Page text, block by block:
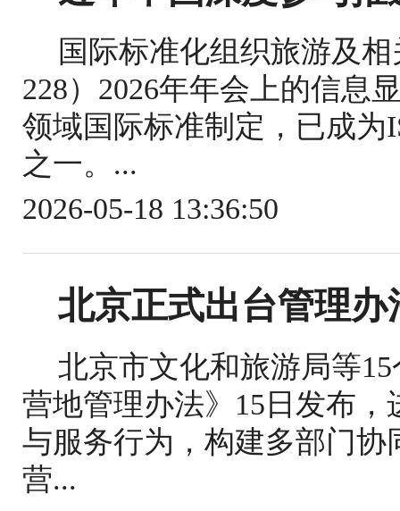
国际标准化组织旅游及
228）2026年年会上的信息
领域国际标准制定，已成为
之一。...
2026-05-18 13:36:50
北京正式出台管理
北京市文化和旅游局等
营地管理办法》15日发布
与服务行为，构建多部门
营...